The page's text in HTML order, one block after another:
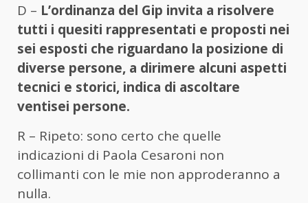
D – L’ordinanza del Gip invita a risolvere
tutti i quesiti rappresentati e proposti nei
sei esposti che riguardano la posizione di
diverse persone, a dirimere alcuni aspetti
tecnici e storici, indica di ascoltare
ventisei persone.
R – Ripeto: sono certo che quelle
indicazioni di Paola Cesaroni non
collimanti con le mie non approderanno a
nulla.